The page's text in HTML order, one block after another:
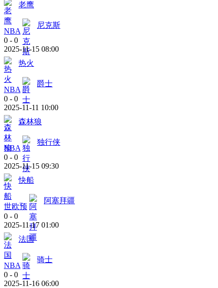
老鹰
NBA
尼克斯
0 - 0
2025-11-15 08:00
热火
NBA
爵士
0 - 0
2025-11-11 10:00
森林狼
NBA
独行侠
0 - 0
2025-11-15 09:30
快船
世欧预
阿塞拜疆
0 - 0
2025-11-17 01:00
法国
NBA
骑士
0 - 0
2025-11-16 06:00